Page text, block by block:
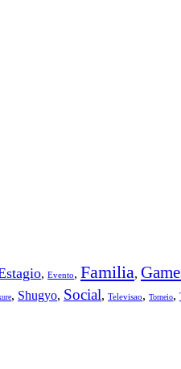
, Evento, Familia,
, Shugyo, Social, Televisao, Torneio,